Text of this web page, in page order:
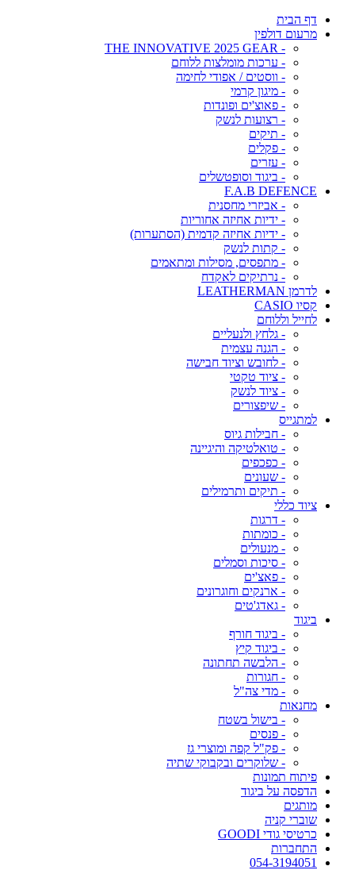
דף הבית
מרעום דולפין
- THE INNOVATIVE 2025 GEAR
- ערכות מומלצות ללוחם
- ווסטים / אפודי לחימה
- מיגון קרמי
- פאוצ'ים ופונדות
- רצועות לנשק
- תיקים
- פקלים
- עזרים
- ביגוד וסופטשלים
F.A.B DEFENCE
- אביזרי מחסנית
- ידיות אחיזה אחוריות
- ידיות אחיזה קדמית (הסתערות)
- קתות לנשק
- מתפסים, מסילות ומתאמים
- נרתיקים לאקדח
לדרמן LEATHERMAN
קסיו CASIO
לחייל וללוחם
- גלחץ ולנעליים
- הגנה עצמית
- לחובש וציוד חבישה
- ציוד טקטי
- ציוד לנשק
- שיפצורים
למתגייס
- חבילות גיוס
- טואלטיקה והיגיינה
- כפכפים
- שעונים
- תיקים ותרמילים
ציוד כללי
- דרגות
- כומתות
- מנעולים
- סיכות וסמלים
- פאצ'ים
- ארנקים וחוגרונים
- גאדג'טים
ביגוד
- ביגוד חורף
- ביגוד קיץ
- הלבשה תחתונה
- חגורות
- מדי צה"ל
מחנאות
- בישול בשטח
- פנסים
- פק"ל קפה ומוצרי גז
- שלוקרים ובקבוקי שתיה
פיתוח תמונות
הדפסה על ביגוד
מותגים
שוברי קניה
כרטיסי גודי GOODI
התחברות
054-3194051